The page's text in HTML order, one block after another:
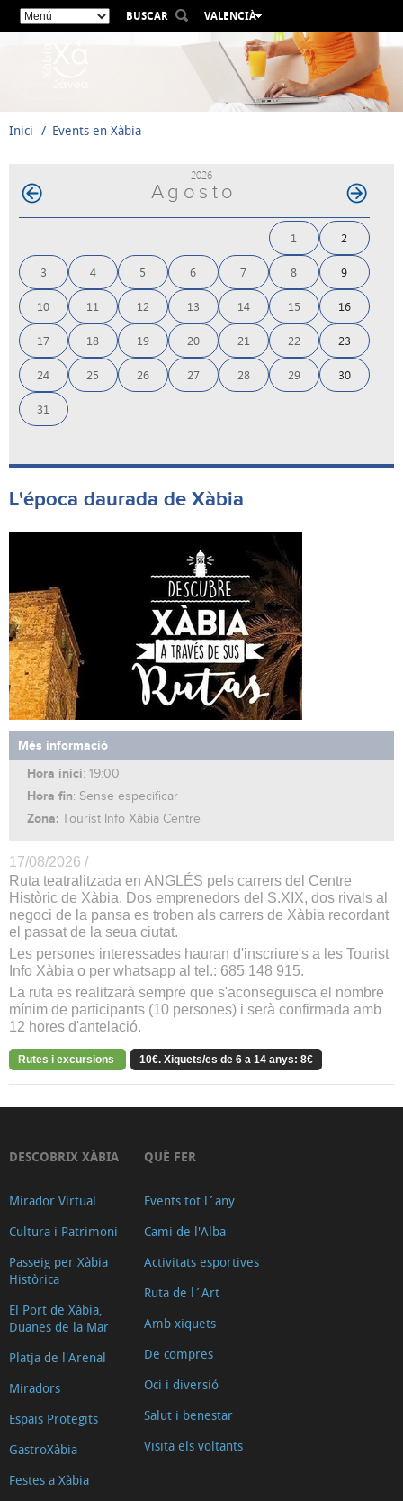
BUSCAR
VALENCIÀ
ESPAÑOL
ENGLISH
FRANÇAIS
Inici Events en Xàbia
2026
Agosto
1 2
3 4 5 6 7 8 9
10 11 12 13 14 15 16
17 18 19 20 21 22 23
24 25 26 27 28 29 30
31
L'época daurada de Xàbia
Més informació
Hora inici: 19:00
Hora fin: Sense especificar
Zona: Tourist Info Xàbia Centre
17/08/2026 /
Ruta teatralitzada en ANGLÉS pels carrers del Centre
Històric de Xàbia. Dos emprenedors del S.XIX, dos rivals al
negoci de la pansa es troben als carrers de Xàbia recordant
el passat de la seua ciutat.
Les persones interessades hauran d'inscriure's a les Tourist
Info Xàbia o per whatsapp al tel.: 685 148 915.
La ruta es realitzarà sempre que s'aconseguisca el nombre
mínim de participants (10 persones) i serà confirmada amb
12 hores d'antelació.
Rutes i excursions 10€. Xiquets/es de 6 a 14 anys: 8€
DESCOBRIX XÀBIA
Mirador Virtual
Cultura i Patrimoni
Passeig per Xàbia
Històrica
El Port de Xàbia,
Duanes de la Mar
Platja de l'Arenal
Miradors
Espais Protegits
GastroXàbia
Festes a Xàbia
QUÈ FER
Events tot l´any
Cami de l'Alba
Activitats esportives
Ruta de l´Art
Amb xiquets
De compres
Oci i diversió
Salut i benestar
Visita els voltants